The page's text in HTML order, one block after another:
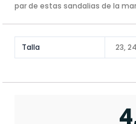
par de estas sandalias de la
Talla 23,